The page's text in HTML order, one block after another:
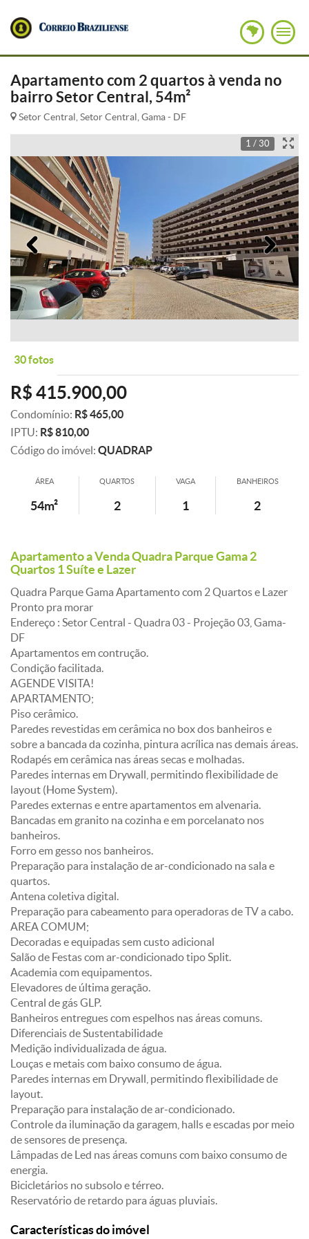
Apartamento com 2 quartos à venda no
bairro Setor Central, 54m²
Setor Central, Setor Central, Gama - DF
1 / 30
Anterior
30 fotos
R$ 415.900,00
Condomínio: R$ 465,00
IPTU: R$ 810,00
Código do imóvel: QUADRAP
ÁREA
54m²
QUARTOS
2
VAGA
1
BANHEIROS
2
Apartamento a Venda Quadra Parque Gama 2
Quartos 1 Suíte e Lazer
Quadra Parque Gama Apartamento com 2 Quartos e Lazer
Pronto pra morar
Endereço : Setor Central - Quadra 03 - Projeção 03, Gama-
DF
Apartamentos em contrução.
Condição facilitada.
AGENDE VISITA!
APARTAMENTO;
Piso cerâmico.
Paredes revestidas em cerâmica no box dos banheiros e
sobre a bancada da cozinha, pintura acrílica nas demais áreas.
Rodapés em cerâmica nas áreas secas e molhadas.
Paredes internas em Drywall, permitindo flexibilidade de
layout (Home System).
Paredes externas e entre apartamentos em alvenaria.
Bancadas em granito na cozinha e em porcelanato nos
banheiros.
Forro em gesso nos banheiros.
Preparação para instalação de ar-condicionado na sala e
quartos.
Antena coletiva digital.
Preparação para cabeamento para operadoras de TV a cabo.
AREA COMUM;
Decoradas e equipadas sem custo adicional
Salão de Festas com ar-condicionado tipo Split.
Academia com equipamentos.
Elevadores de última geração.
Central de gás GLP.
Banheiros entregues com espelhos nas áreas comuns.
Diferenciais de Sustentabilidade
Medição individualizada de água.
Louças e metais com baixo consumo de água.
Paredes internas em Drywall, permitindo flexibilidade de
layout.
Preparação para instalação de ar-condicionado.
Controle da iluminação da garagem, halls e escadas por meio
de sensores de presença.
Lâmpadas de Led nas áreas comuns com baixo consumo de
energia.
Bicicletários no subsolo e térreo.
Reservatório de retardo para águas pluviais.
Características do imóvel